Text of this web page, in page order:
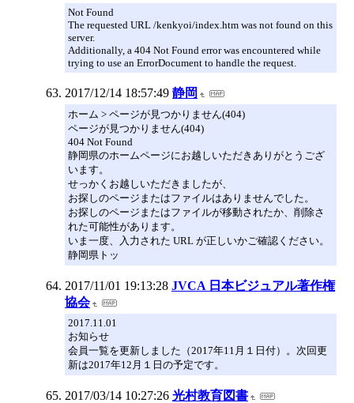
Not Found
The requested URL /kenkyoi/index.htm was not found on this
server.
Additionally, a 404 Not Found error was encountered while
trying to use an ErrorDocument to handle the request.
2017/12/14 18:57:49 静岡
ホーム > ページが見つかりません(404)
ページが見つかりません(404)
404 Not Found
静岡県のホームページにお越しいただきありがとうござ
います。
せっかくお越しいただきましたが、
お探しのページまたはファイルはありませんでした。
お探しのページまたはファイルが移動されたか、削除さ
れた可能性があります。
いま一度、入力された URL が正しいかご確認ください。
静岡県トッ
2017/11/01 19:13:28 JVCA 日本ビジュアル著作権
協会
2017.11.01
お知らせ
会員一覧を更新しました（2017年11月１日付）。次回更
新は2017年12月１日の予定です。
2017/03/14 10:27:26 光村教育図書